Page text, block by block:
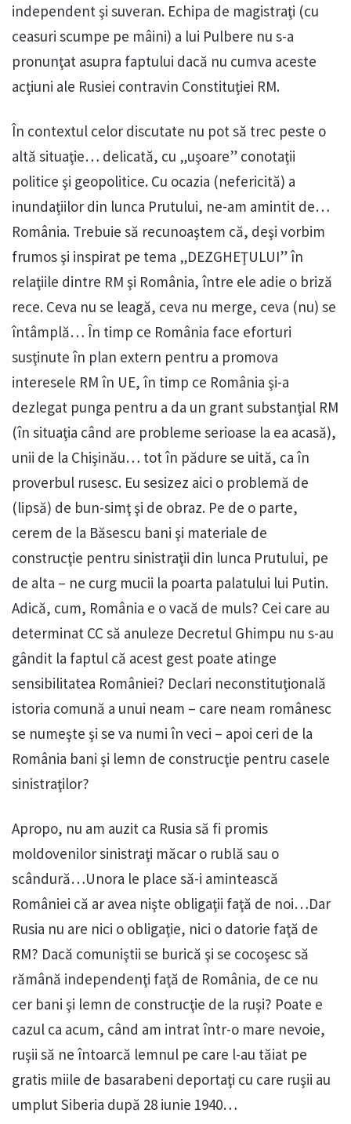
independent şi suveran. Echipa de magistraţi (cu
ceasuri scumpe pe mâini) a lui Pulbere nu s-a
pronunţat asupra faptului dacă nu cumva aceste
acţiuni ale Rusiei contravin Constituţiei RM.
În contextul celor discutate nu pot să trec peste o
altă situaţie… delicată, cu „uşoare” conotaţii
politice şi geopolitice. Cu ocazia (nefericită) a
inundaţiilor din lunca Prutului, ne-am amintit de…
România. Trebuie să recunoaştem că, deşi vorbim
frumos şi inspirat pe tema „DEZGHEŢULUI” în
relaţiile dintre RM şi România, între ele adie o briză
rece. Ceva nu se leagă, ceva nu merge, ceva (nu) se
întâmplă… În timp ce România face eforturi
susţinute în plan extern pentru a promova
interesele RM în UE, în timp ce România şi-a
dezlegat punga pentru a da un grant substanţial RM
(în situaţia când are probleme serioase la ea acasă),
unii de la Chişinău… tot în pădure se uită, ca în
proverbul rusesc. Eu sesizez aici o problemă de
(lipsă) de bun-simţ şi de obraz. Pe de o parte,
cerem de la Băsescu bani şi materiale de
construcţie pentru sinistraţii din lunca Prutului, pe
de alta – ne curg mucii la poarta palatului lui Putin.
Adică, cum, România e o vacă de muls? Cei care au
determinat CC să anuleze Decretul Ghimpu nu s-au
gândit la faptul că acest gest poate atinge
sensibilitatea României? Declari neconstituţională
istoria comună a unui neam – care neam românesc
se numeşte şi se va numi în veci – apoi ceri de la
România bani şi lemn de construcţie pentru casele
sinistraţilor?
Apropo, nu am auzit ca Rusia să fi promis
moldovenilor sinistraţi măcar o rublă sau o
scândură…Unora le place să-i amintească
României că ar avea nişte obligaţii faţă de noi…Dar
Rusia nu are nici o obligaţie, nici o datorie faţă de
RM? Dacă comuniştii se burică şi se cocoşesc să
rămână independenţi faţă de România, de ce nu
cer bani şi lemn de construcţie de la ruşi? Poate e
cazul ca acum, când am intrat într-o mare nevoie,
ruşii să ne întoarcă lemnul pe care l-au tăiat pe
gratis miile de basarabeni deportaţi cu care ruşii au
umplut Siberia după 28 iunie 1940…